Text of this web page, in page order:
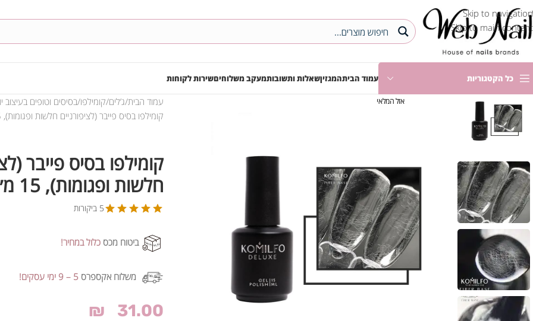
Skip to navigation
Skip to main content
כל הקטגוריות עמוד הביתהמגזיןשאלות ותשובותמעקב משלוחיםשירות לקוחות
אזל המלאי עמוד הבית ג’לים קומילפו בסיסים וטופים בעיצוב
קומילפו בסיס פייבר (לציפורניים חלשות ופגומות), 15 מ״ל
קומילפו בסיס פייבר
חלשות ופגומות), 15 מ״ל
5 ביקורות
ביטוח מכס כלול במחיר!
משלוח אקספרס 5 – 9 ימי עסקים!
₪ 31.00